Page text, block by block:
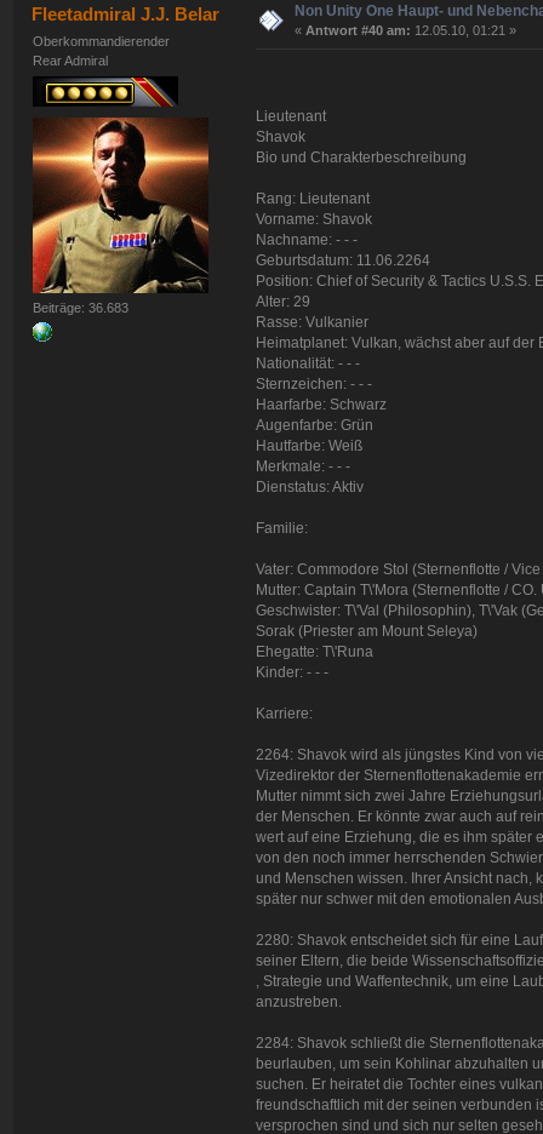
Fleetadmiral J.J. Belar
Oberkommandierender
Rear Admiral
Beiträge: 36.683
Non Unity One Haupt- und
« Antwort #40 am: 12.05.10, 01:21 »
Lieutenant
Shavok
Bio und Charakterbeschreibung
Rang: Lieutenant
Vorname: Shavok
Nachname: - - -
Geburtsdatum: 11.06.2264
Position: Chief of Security & Tactics U.S.S.
Alter: 29
Rasse: Vulkanier
Heimatplanet: Vulkan, wächst aber auf der
Nationalität: - - -
Sternzeichen: - - -
Haarfarbe: Schwarz
Augenfarbe: Grün
Hautfarbe: Weiß
Merkmale: - - -
Dienstatus: Aktiv
Familie:
Vater: Commodore Stol (Sternenflotte /
Mutter: Captain T\'Mora (Sternenflotte / CO.
Geschwister: T\'Val (Philosophin), T\'Vak
Sorak (Priester am Mount Seleya)
Ehegatte: T\'Runa
Kinder: - - -
Karriere:
2264: Shavok wird als jüngstes Kind von
Vizedirektor der Sternenflottenakademie
Mutter nimmt sich zwei Jahre
der Menschen. Er könnte zwar auch auf
wert auf eine Erziehung, die es ihm später
von den noch immer herrschenden
und Menschen wissen. Ihrer Ansicht
später nur schwer mit den emotionalen
2280: Shavok entscheidet sich für eine
seiner Eltern, die beide
, Strategie und Waffentechnik, um eine
anzustreben.
2284: Shavok schließt die
beurlauben, um sein Kohlinar abzuhalten
suchen. Er heiratet die Tochter eines
freundschaftlich mit der seinen verbunden
versprochen sind und sich nur selten